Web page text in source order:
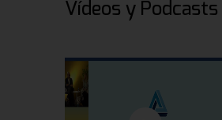
Vídeos y